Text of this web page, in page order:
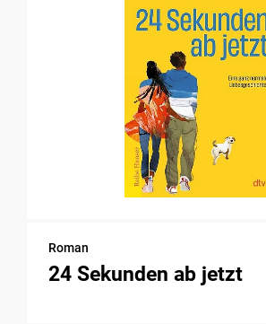
Roman
24 Sekunden ab jetzt